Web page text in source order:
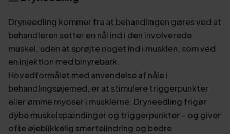
Dryneedling kommer fra at behandlingen gøres ved at
behandleren setter en nål ind i den involverede
muskel, uden at sprøjte noget ind i musklen, som ved
en injektion med binyrebark.
Hovedformålet med anvendelse af nåle i
behandlingsøjemed, er at stimulere triggerpunkter
eller ømme myoser i musklerne. Dryneedling frigør
dybe muskelspændinger og triggerpunkter – og giver
ofte øjeblikkelig smertelindring og bedre